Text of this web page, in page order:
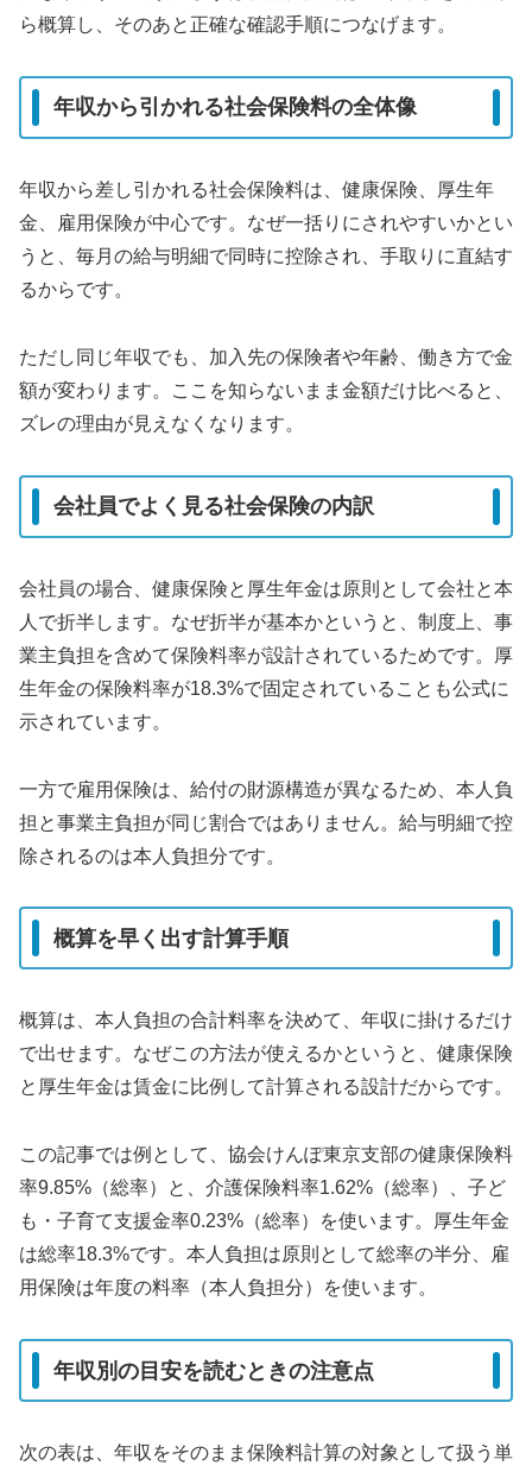
ら概算し、そのあと正確な確認手順につなげます。
年収から引かれる社会保険料の全体像
年収から差し引かれる社会保険料は、健康保険、厚生年
金、雇用保険が中心です。なぜ一括りにされやすいかとい
うと、毎月の給与明細で同時に控除され、手取りに直結す
るからです。
ただし同じ年収でも、加入先の保険者や年齢、働き方で金
額が変わります。ここを知らないまま金額だけ比べると、
ズレの理由が見えなくなります。
会社員でよく見る社会保険の内訳
会社員の場合、健康保険と厚生年金は原則として会社と本
人で折半します。なぜ折半が基本かというと、制度上、事
業主負担を含めて保険料率が設計されているためです。厚
生年金の保険料率が18.3%で固定されていることも公式に
示されています。
一方で雇用保険は、給付の財源構造が異なるため、本人負
担と事業主負担が同じ割合ではありません。給与明細で控
除されるのは本人負担分です。
概算を早く出す計算手順
概算は、本人負担の合計料率を決めて、年収に掛けるだけ
で出せます。なぜこの方法が使えるかというと、健康保険
と厚生年金は賃金に比例して計算される設計だからです。
この記事では例として、協会けんぽ東京支部の健康保険料
率9.85%（総率）と、介護保険料率1.62%（総率）、子ど
も・子育て支援金率0.23%（総率）を使います。厚生年金
は総率18.3%です。本人負担は原則として総率の半分、雇
用保険は年度の料率（本人負担分）を使います。
年収別の目安を読むときの注意点
次の表は、年収をそのまま保険料計算の対象として扱う単